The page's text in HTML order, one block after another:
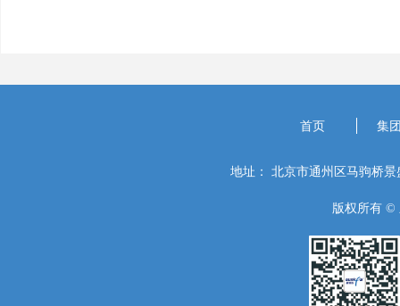
版权所有 ©
首页 集
地址： 北京市通州区马驹桥